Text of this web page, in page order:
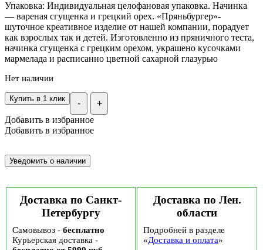
Упаковка: Индивидуальная целофановая упаковка. Начинка
— вареная сгущенка и грецкий орех. «Пряньбургер»-
шуточное креативное изделие от нашей компании, порадует
как взрослых так и детей. Изготовленно из пряничного теста,
начинка сгущенка с грецким орехом, украшено кусочками
мармелада и расписанно цветной сахарной глазурью
Нет наличии
- +
Купить в 1 клик
Добавить в избранное
Добавить в избранное
Доставка по Санкт-
Петербургу
Самовывоз - бесплатно
Курьерская доставка -
Доставка по Лен.
области
Подробней в разделе
«Доставка и оплата»